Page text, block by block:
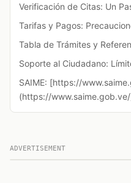
Verificación de Citas: Un
Tarifas y Pagos:
Tabla de Trámites y
Soporte al Ciudadano:
SAIME: [https://
(https://
ADVERTISEMENT